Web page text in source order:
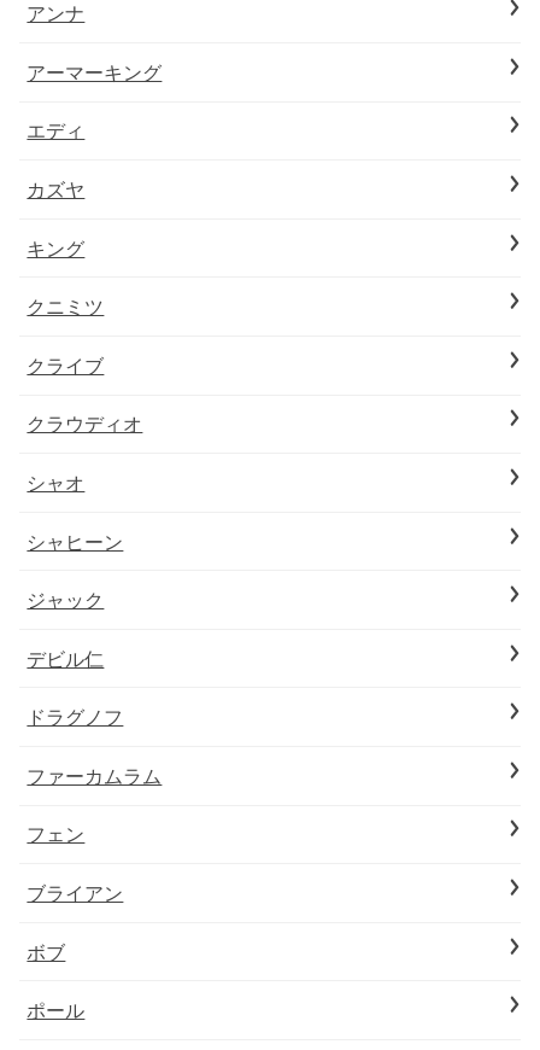
アンナ
アーマーキング
エディ
カズヤ
キング
クニミツ
クライブ
クラウディオ
シャオ
シャヒーン
ジャック
デビル仁
ドラグノフ
ファーカムラム
フェン
ブライアン
ボブ
ポール